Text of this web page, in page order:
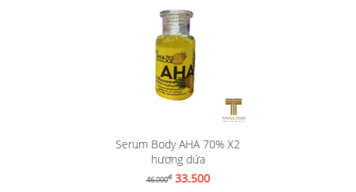
Serum Body AHA 70% X2
hương dứa
46.000đ33.500